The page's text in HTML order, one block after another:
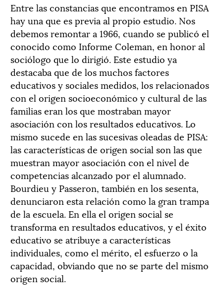
Entre las constancias que encontramos en PISA
hay una que es previa al propio estudio. Nos
debemos remontar a 1966, cuando se publicó el
conocido como Informe Coleman, en honor al
sociólogo que lo dirigió. Este estudio ya
destacaba que de los muchos factores
educativos y sociales medidos, los relacionados
con el origen socioeconómico y cultural de las
familias eran los que mostraban mayor
asociación con los resultados educativos. Lo
mismo sucede en las sucesivas oleadas de PISA:
las características de origen social son las que
muestran mayor asociación con el nivel de
competencias alcanzado por el alumnado.
Bourdieu y Passeron, también en los sesenta,
denunciaron esta relación como la gran trampa
de la escuela. En ella el origen social se
transforma en resultados educativos, y el éxito
educativo se atribuye a características
individuales, como el mérito, el esfuerzo o la
capacidad, obviando que no se parte del mismo
origen social.